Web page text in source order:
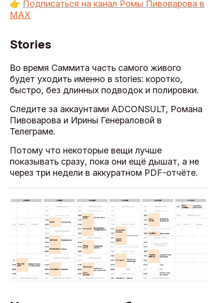
👉 Подписаться на канал Ромы Пивоварова в
MAX
Stories
Во время Саммита часть самого живого
будет уходить именно в stories: коротко,
быстро, без длинных подводок и полировки.
Cледите за аккаунтами ADCONSULT, Романа
Пивоварова и Ирины Генераловой в
Телеграме.
Потому что некоторые вещи лучше
показывать сразу, пока они ещё дышат, а не
через три недели в аккуратном PDF-отчёте.